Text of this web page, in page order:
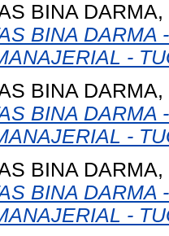
BINA
BINA DARMA
-
BINA
BINA DARMA
-
BINA
BINA DARMA
-